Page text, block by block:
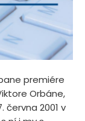
premiére
Orbáne,
června 2001 v